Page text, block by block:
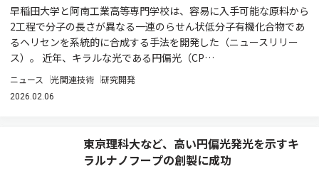
早稲田大学と阿南工業高等専門学校は、容易に入手可能な原料から
2工程で分子の長さが異なる一連のらせん状低分子有機化合物であ
るヘリセンを系統的に合成する手法を開発した（ニュースリリー
ス）。 近年、キラルな光である円偏光（CP…
ニュース 光関連技術 研究開発
2026.02.06
東京理科大など、高い円偏光発光を示すキ
ラルナノフープの創製に成功